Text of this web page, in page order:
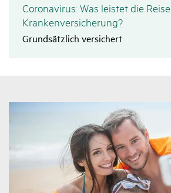
Coronavirus: Was leistet die
Krankenversicherung?
Grundsätzlich versichert